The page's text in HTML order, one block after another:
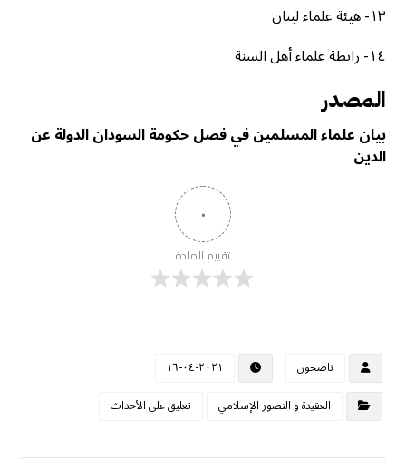
١٣- هيئة علماء لبنان
١٤- رابطة علماء أهل السنة
المصدر
بيان علماء المسلمين في فصل حكومة السودان الدولة عن
الدين
٠
تقييم المادة
ناصحون
٢٠٢١-٠٤-١٦
العقيدة و التصور الإسلامي
تعليق على الأحداث